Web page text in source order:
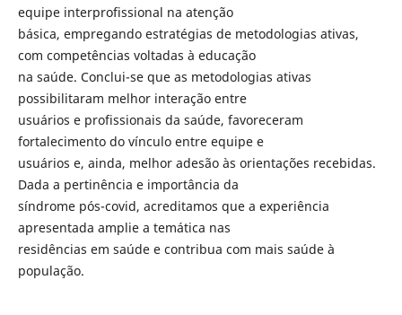
equipe interprofissional na atenção
básica, empregando estratégias de metodologias ativas,
com competências voltadas à educação
na saúde. Conclui-se que as metodologias ativas
possibilitaram melhor interação entre
usuários e profissionais da saúde, favoreceram
fortalecimento do vínculo entre equipe e
usuários e, ainda, melhor adesão às orientações recebidas.
Dada a pertinência e importância da
síndrome pós-covid, acreditamos que a experiência
apresentada amplie a temática nas
residências em saúde e contribua com mais saúde à
população.